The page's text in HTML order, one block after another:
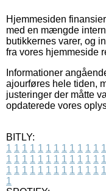
Hjemmesiden
med en mængde
butikkernes varer, og
fra vores hjemmeside
Informationer
ajourføres hele tiden,
justeringer der måtte
opdaterede vores
BITLY:
1 1 1 1 1 1 1 1 1 1 1 1 1
1 1 1 1 1 1 1 1 1 1 1 1 1
1 1 1 1 1 1 1 1 1 1 1 1 1
1